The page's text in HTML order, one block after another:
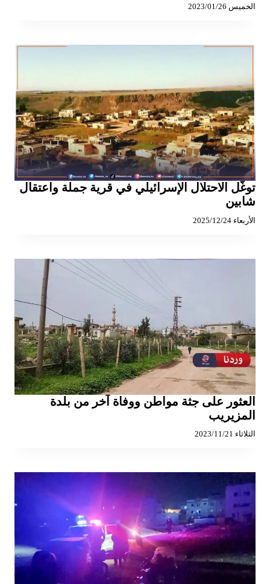
الخميس 2023/01/26
توغّل الاحتلال الإسرائيلي في قرية جملة واعتقال
شابين
الأربعاء 2025/12/24
العثور على جثة مواطن ووفاة آخر من بلدة
المزيريب
الثلاثاء 2023/11/21